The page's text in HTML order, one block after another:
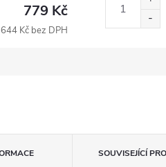
779 Kč
644 Kč bez DPH
SOUVISEJÍCÍ